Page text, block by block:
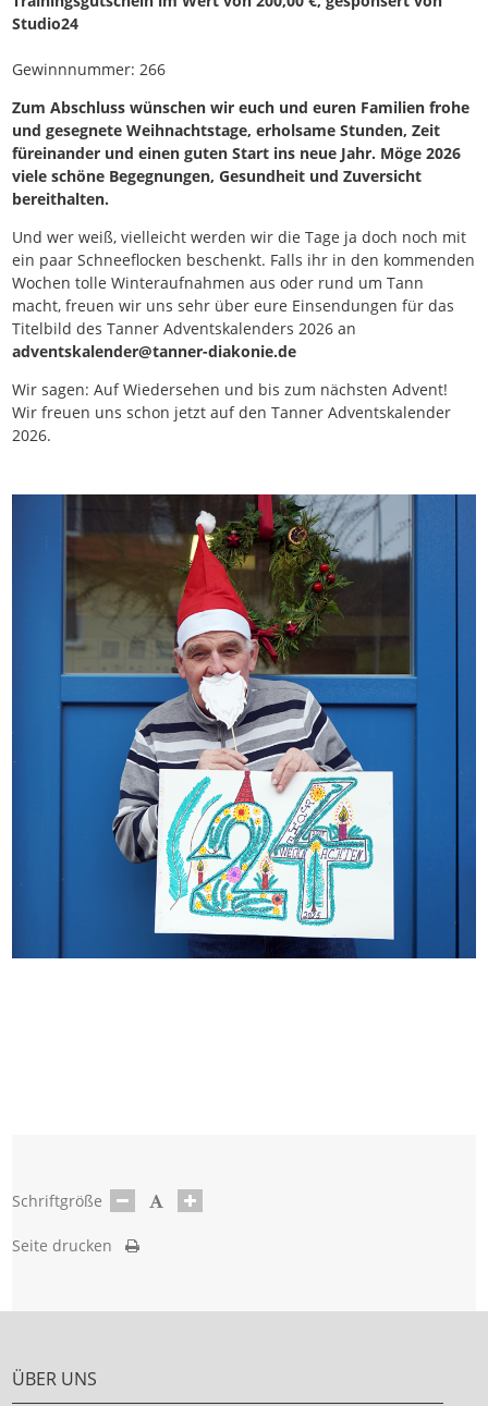
Studio24
Gewinnnummer: 266
Zum Abschluss wünschen wir euch und euren Familien frohe
und gesegnete Weihnachtstage, erholsame Stunden, Zeit
füreinander und einen guten Start ins neue Jahr. Möge 2026
viele schöne Begegnungen, Gesundheit und Zuversicht
bereithalten.
Und wer weiß, vielleicht werden wir die Tage ja doch noch mit
ein paar Schneeflocken beschenkt. Falls ihr in den kommenden
Wochen tolle Winteraufnahmen aus oder rund um Tann
macht, freuen wir uns sehr über eure Einsendungen für das
Titelbild des Tanner Adventskalenders 2026 an
adventskalender@tanner-diakonie.de
Wir sagen: Auf Wiedersehen und bis zum nächsten Advent!
Wir freuen uns schon jetzt auf den Tanner Adventskalender
2026.
Schriftgröße
Seite drucken
ÜBER UNS